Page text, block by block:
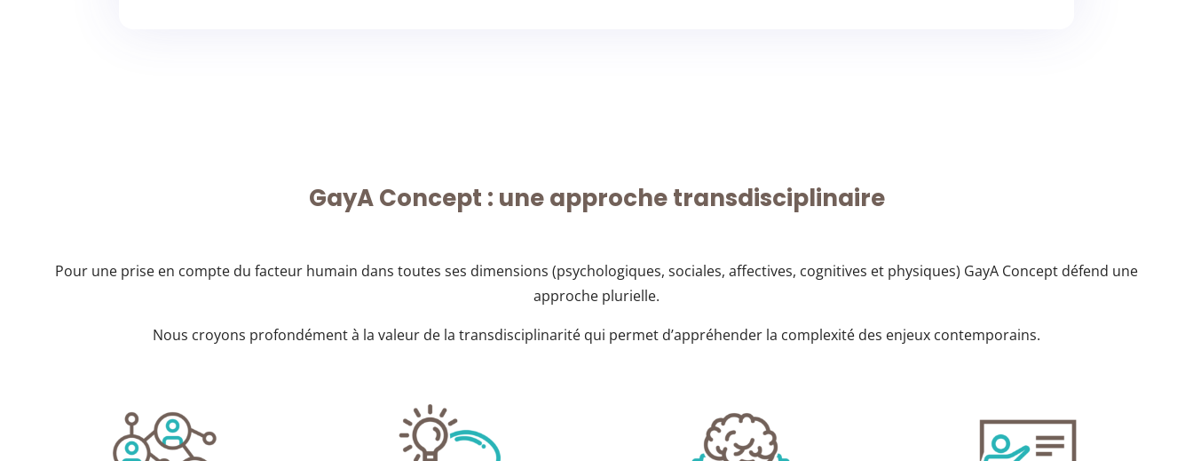
GayA Concept : une approche transdisciplinaire
Pour une prise en compte du facteur humain dans toutes ses dimensions (psychologiques, sociales, affectives, cognitives et physiques) GayA Concept défend une
approche plurielle.
Nous croyons profondément à la valeur de la transdisciplinarité qui permet d’appréhender la complexité des enjeux contemporains.